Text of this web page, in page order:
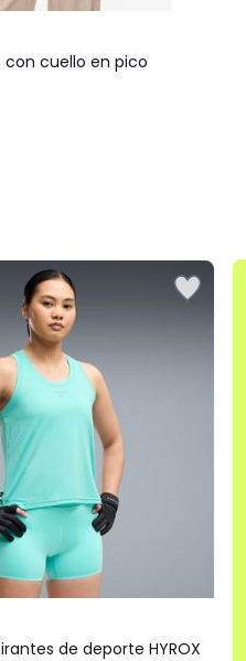
con cuello en pico
de deporte HYROX
.